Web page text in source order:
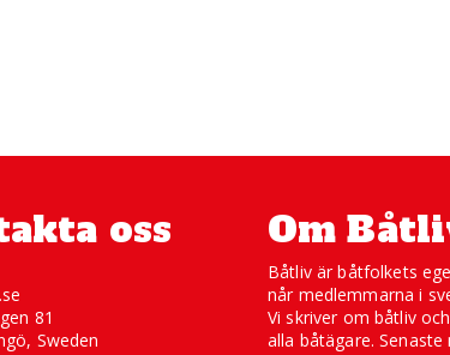
oss
81
Sweden
Om
Båtliv är båtfolkets
når medlemmarna i
Vi skriver om båtliv
alla båtägare.